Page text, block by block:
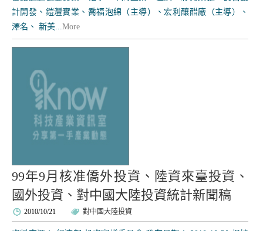
計開發、鎧灃實業、喬福泡綿（主導）、宏利釀醋廠（主導）、
澤名、 新美...More
99年9月核准僑外投資、陸資來臺投資、
國外投資、對中國大陸投資統計新聞稿
2010/10/21 對中國大陸投資